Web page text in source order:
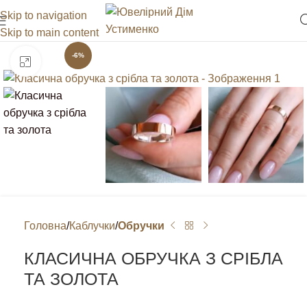
Skip to navigation
Skip to main content
-6%
Клацніть, щоб збільшити
Головна Каблучки Обручки
КЛАСИЧНА ОБРУЧКА З СРІБЛА
ТА ЗОЛОТА